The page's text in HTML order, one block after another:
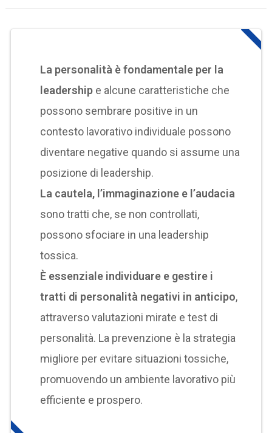
La personalità è fondamentale per la
leadership e alcune caratteristiche che
possono sembrare positive in un
contesto lavorativo individuale possono
diventare negative quando si assume una
posizione di leadership.
La cautela, l’immaginazione e l’audacia
sono tratti che, se non controllati,
possono sfociare in una leadership
tossica.
È essenziale individuare e gestire i
tratti di personalità negativi in anticipo,
attraverso valutazioni mirate e test di
personalità. La prevenzione è la strategia
migliore per evitare situazioni tossiche,
promuovendo un ambiente lavorativo più
efficiente e prospero.